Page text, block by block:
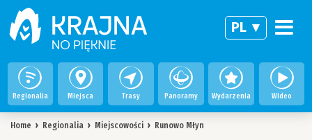
PL
Regionalia Miejsca Trasy Panoramy Wydarzenia Wideo
Home › Regionalia › Miejscowości › Runowo Młyn